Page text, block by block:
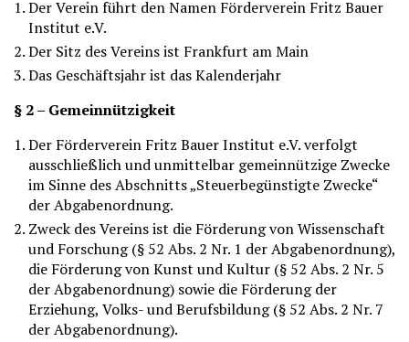
Der Verein führt den Namen Förderverein Fritz Bauer
Institut e.V.
Der Sitz des Vereins ist Frankfurt am Main
Das Geschäftsjahr ist das Kalenderjahr
§ 2 – Gemeinnützigkeit
Der Förderverein Fritz Bauer Institut e.V. verfolgt
ausschließlich und unmittelbar gemeinnützige Zwecke
im Sinne des Abschnitts „Steuerbegünstigte Zwecke“
der Abgabenordnung.
Zweck des Vereins ist die Förderung von Wissenschaft
und Forschung (§ 52 Abs. 2 Nr. 1 der Abgabenordnung),
die Förderung von Kunst und Kultur (§ 52 Abs. 2 Nr. 5
der Abgabenordnung) sowie die Förderung der
Erziehung, Volks- und Berufsbildung (§ 52 Abs. 2 Nr. 7
der Abgabenordnung).